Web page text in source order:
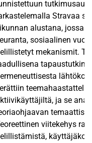
Stravaa
alustana, jossa
sosiaalinen
mekanismit.
ja se
viitekehys